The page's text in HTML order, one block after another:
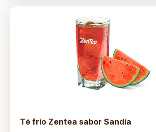
Té frío Zentea sabor Sandía